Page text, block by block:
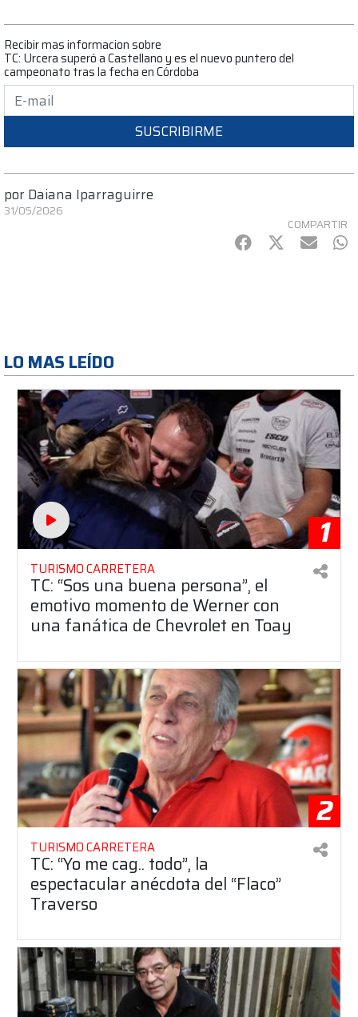
Recibir mas informacion sobre
TC: Urcera superó a Castellano y es el nuevo puntero del
campeonato tras la fecha en Córdoba
SUSCRIBIRME
por Daiana Iparraguirre
31/05/2026
COMPARTIR
Facebook
Twitter
mail
LO MAS LEÍDO
1
TURISMO CARRETERA
TC: “Sos una buena persona”, el
emotivo momento de Werner con
una fanática de Chevrolet en Toay
2
TURISMO CARRETERA
TC: “Yo me cag.. todo”, la
espectacular anécdota del “Flaco”
Traverso